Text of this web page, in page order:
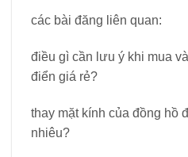
các bài đăng liên quan:
điều gì cần lưu ý khi mua
điển giá rẻ?
thay mặt kính của đồng hồ
nhiêu?